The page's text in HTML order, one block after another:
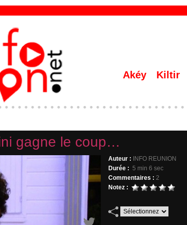
Akéy Kiltir
gagne le coup…
Auteur :
INFO REUNION
Durée : 5 min 6 sec
Commentaires : 2
Notez :